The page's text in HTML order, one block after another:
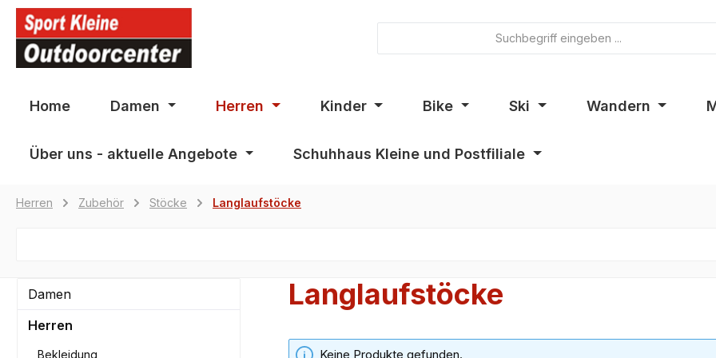
Zur Hauptnavigation springen
Home Damen Herren Kinder Bike Ski Wandern
Über uns - aktuelle Angebote Schuhhaus Kleine und Postfiliale
Herren Zubehör Stöcke Langlaufstöcke
Damen
Herren
Bekleidung
Langlaufstöcke
Keine Produkte gefunden.